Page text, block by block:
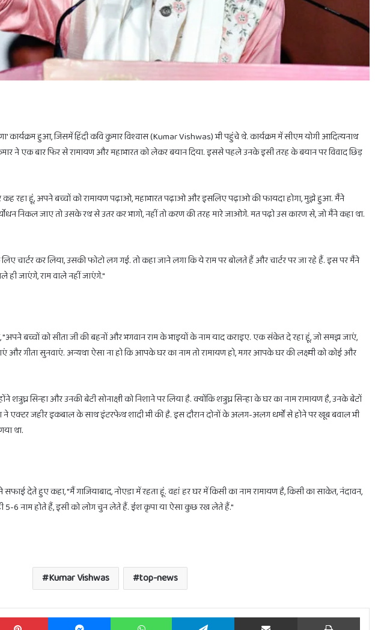
कार्यक्रम हुआ, जिसमें हिंदी कवि कुमार विश्वास (Kumar Vishwas) भी पहुंचे थे. कार्यक्रम में सीएम योगी आदित्यनाथ
ने एक बार फिर से रामायण और महाभारत को लेकर बयान दिया. इससे पहले उनके इसी तरह के बयान पर विवाद छिड़
रहा हूं, अपने बच्चों को रामायण पढ़ाओ, महाभारत पढ़ाओ और इसलिए पढ़ाओ की फायदा होगा, मुझे हुआ. मैंने
निकल जाए तो उसके रथ से उतर कर भागो, नहीं तो करण की तरह मारे जाओगे. मत पढ़ो उस कारण से, जो मैंने कहा था.
चार्टर कर लिया, उसकी फोटो लग गई. तो कहा जाने लगा कि ये राम पर बोलते हैं और चार्टर पर जा रहे हैं. इस पर मैंने
ही जाएंगे, राम वाले नहीं जाएंगे."
"अपने बच्चों को सीता जी की बहनों और भगवान राम के भाइयों के नाम याद कराइए. एक संकेत दे रहा हूं, जो समझ जाएं,
और गीता सुनवाएं. अन्यथा ऐसा ना हो कि आपके घर का नाम तो रामायण हो, मगर आपके घर की लक्ष्मी को कोई और
सिन्हा और उनकी बेटी सोनाक्षी को निशाने पर लिया है. क्योंकि शत्रुघ्न सिन्हा के घर का नाम रामायण है, उनके बेटों
एक्टर जहीर इकबाल के साथ इंटरफेथ शादी भी की है. इस दौरान दोनों के अलग-अलग धर्मों से होने पर खूब बवाल भी
था.
देते हुए कहा, "मैं गाजियाबाद, नोएडा में रहता हूं. वहां हर घर में किसी का नाम रामायण है, किसी का साकेत, नंदावन,
5-6 नाम होते हैं, इसी को लोग चुन लेते हैं. ईश कृपा या ऐसा कुछ रख लेते हैं."
Kumar Vishwas top-news
Pinterest Messenger WhatsApp Telegram Share via Email Print
के
लिए
घंटा
का February 28, 2025